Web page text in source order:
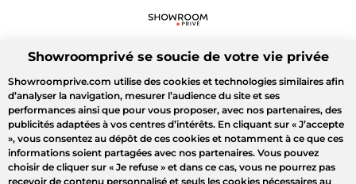
Showroomprivé se soucie de votre vie privée
Showroomprive.com utilise des cookies et technologies similaires afin
d’analyser la navigation, mesurer l’audience du site et ses
performances ainsi que pour vous proposer, avec nos partenaires, des
publicités adaptées à vos centres d’intérêts. En cliquant sur « J’accepte
», vous consentez au dépôt de ces cookies et notamment à ce que ces
informations soient partagées avec nos partenaires. Vous pouvez
choisir de cliquer sur « Je refuse » et dans ce cas, vous ne pourrez pas
recevoir de contenu personnalisé et seuls les cookies nécessaires au